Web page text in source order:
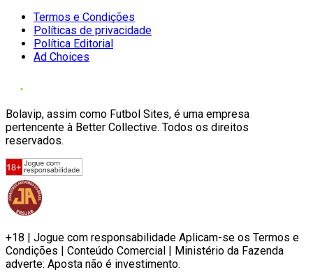
Termos e Condições
Políticas de privacidade
Política Editorial
Ad Choices
Bolavip, assim como Futbol Sites, é uma empresa
pertencente à Better Collective. Todos os direitos
reservados.
+18 | Jogue com responsabilidade Aplicam-se os Termos e
Condições | Conteúdo Comercial | Ministério da Fazenda
adverte: Aposta não é investimento.